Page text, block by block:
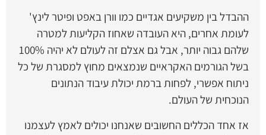
ההבדל בין משקיעים אגדיים כמו וורן באפט ופיטר לינץ'
לעומת אחרים, היא העובדה שאחוז הקליעות למטרה
שלהם גבוה יותר, אבל גם אצלם זה לעולם לא יהיה 100%
בשל הגורמים האקראיים שנמצאים מחוץ למסגרת של כל
ניתוח אפשרי, לפחות ברמת יכולת עיבוד הנתונים
הנוכחית של העולם.
אז אחד הכללים החשובים שאנחנו יכולים לאמץ לעצמנו